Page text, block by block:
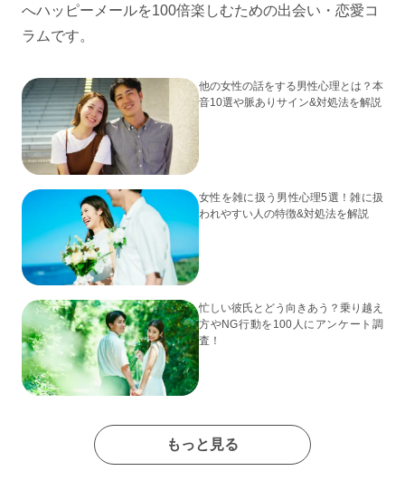
へハッピーメールを100倍楽しむための出会い・恋愛コ
ラムです。
他の女性の話をする男性心理とは？本
音10選や脈ありサイン&対処法を解説
女性を雑に扱う男性心理5選！雑に扱
われやすい人の特徴&対処法を解説
忙しい彼氏とどう向きあう？乗り越え
方やNG行動を100人にアンケート調
査！
もっと見る